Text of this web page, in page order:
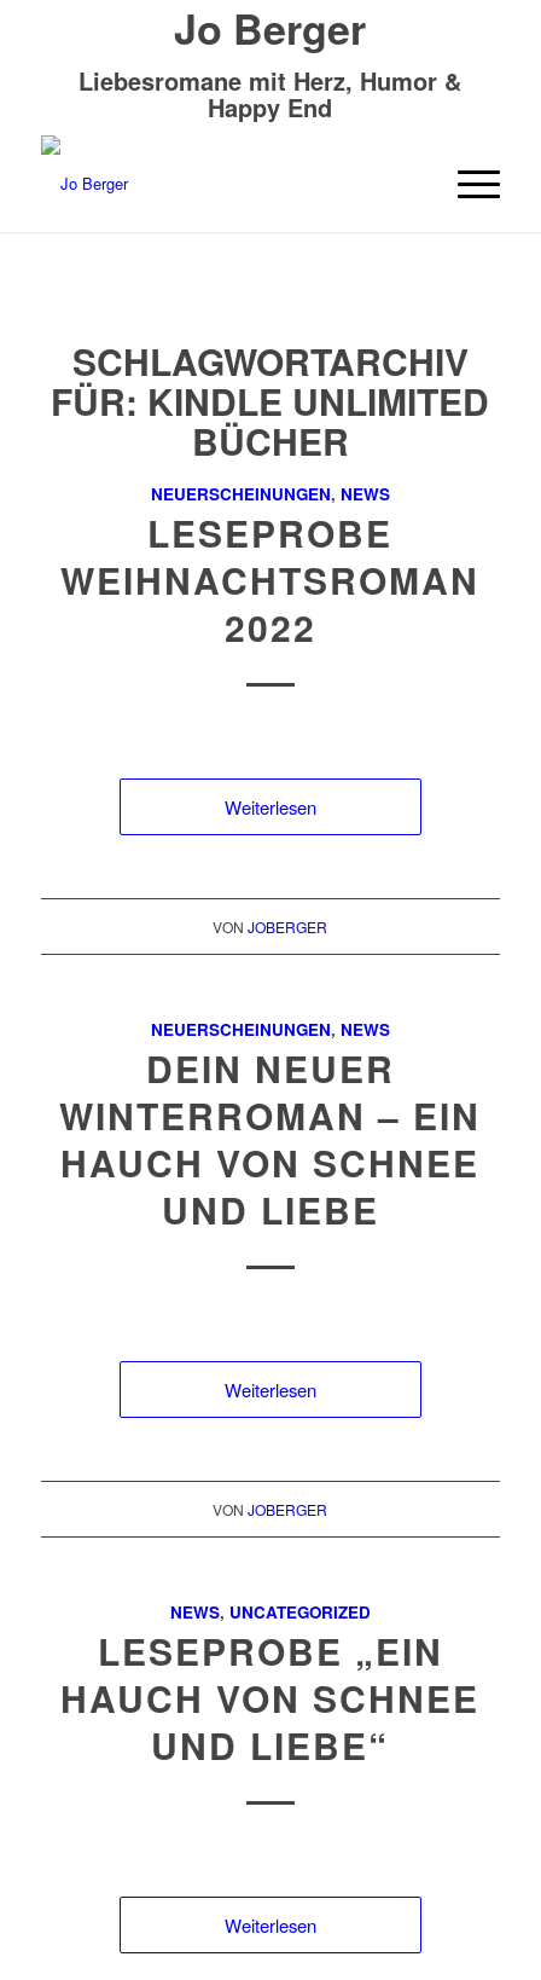
Jo Berger
Liebesromane mit Herz, Humor &
Happy End
SCHLAGWORTARCHIV
FÜR: KINDLE UNLIMITED
BÜCHER
NEUERSCHEINUNGEN, NEWS
LESEPROBE
WEIHNACHTSROMAN
2022
Weiterlesen
VONJOBERGER
NEUERSCHEINUNGEN, NEWS
DEIN NEUER
WINTERROMAN – EIN
HAUCH VON SCHNEE
UND LIEBE
Weiterlesen
VONJOBERGER
NEWS, UNCATEGORIZED
LESEPROBE „EIN
HAUCH VON SCHNEE
UND LIEBE“
Weiterlesen